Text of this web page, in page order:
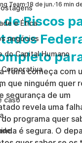
e Ética
negócios
do Capital Humano
Corporativa
caso
de Riscos
Team 18 de jun. 16 min
feira começa com
que ninguém quer
segurança de um
revela uma
programa quer
é segura. O